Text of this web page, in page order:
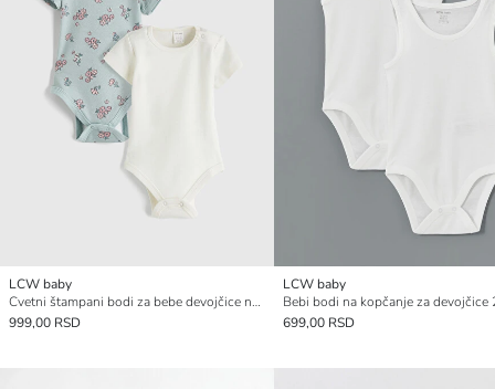
LCW baby
Cvetni štampani bodi za bebe devojčice na kopčanje 2 pakovanja
999,00 RSD
LCW baby
699,00 RSD